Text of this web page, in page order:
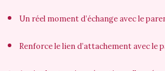
Un réel moment d’échange avec le
Renforce le lien d’attachement avec le